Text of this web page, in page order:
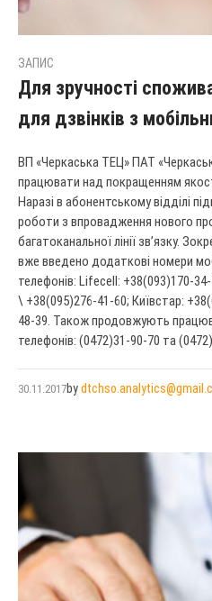
ЗАПИС
Для зручності
для дзвінків з
ВП «Черкаська ТЕЦ» ПАТ
працювати над покращенням
Наразі в абонентському відділі
роботи з впровадження нового
багатоканальної лінії зв’язку.
вже введено додаткові номери
телефонів: Lifecell: +38(093)170-
\ +38(095)276-41-60; Київстар:
48-39. Також продовжують
телефонів: (0472)31-90-70 та
30.11.2017by